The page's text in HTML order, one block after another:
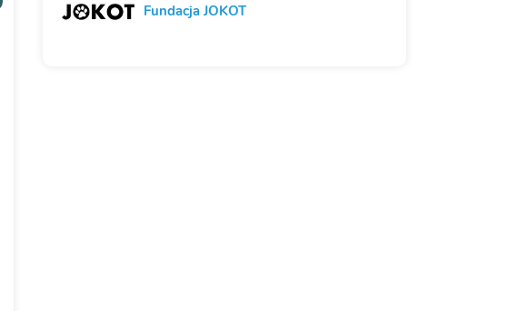
Fundacja JOKOT